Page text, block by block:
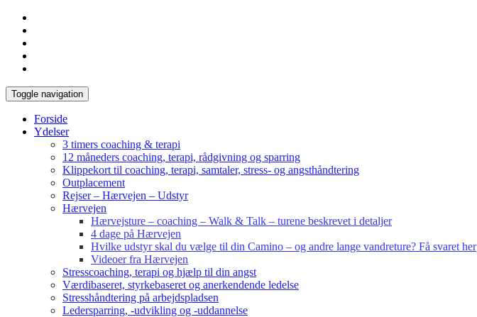
Toggle navigation
Forside
Ydelser
3 timers coaching & terapi
12 måneders coaching, terapi, rådgivning og sparring
Klippekort til coaching, terapi, samtaler, stress- og angsthåndtering
Outplacement
Rejser – Hærvejen – Udstyr
Hærvejen
Hærvejsture – coaching – Walk & Talk – turene beskrevet i detaljer
4 dage på Hærvejen
Hvilke udstyr skal du vælge til din Camino – og andre lange vandreture? Få svaret her
Videoer fra Hærvejen
Stresscoaching, terapi og hjælp til din angst
Værdibaseret, styrkebaseret og anerkendende ledelse
Stresshåndtering på arbejdspladsen
Ledersparring, -udvikling og -uddannelse